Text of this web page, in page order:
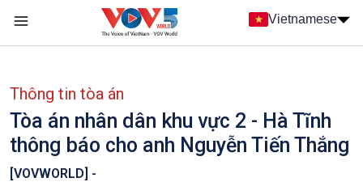
Nhảy đến nội dung
Vietnamese
Thông tin tòa án
Tòa án nhân dân khu vực 2 - Hà Tĩnh
thông báo cho anh Nguyễn Tiến Thắng
[VOVWORLD] -